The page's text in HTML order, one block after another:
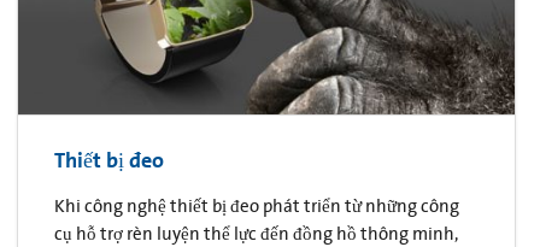
Thiết bị đeo
Khi công nghệ thiết bị đeo phát triển từ những công
cụ hỗ trợ rèn luyện thể lực đến đồng hồ thông minh,